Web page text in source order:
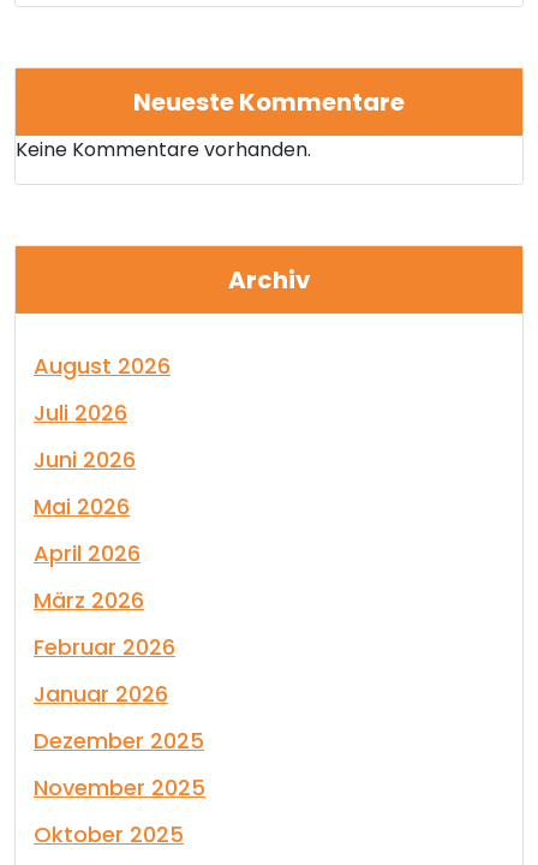
Neueste Kommentare
Keine Kommentare vorhanden.
Archiv
August 2026
Juli 2026
Juni 2026
Mai 2026
April 2026
März 2026
Februar 2026
Januar 2026
Dezember 2025
November 2025
Oktober 2025